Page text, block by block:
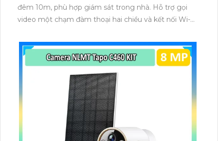
đêm 10m, phù hợp giám sát trong nhà. Hỗ trợ gọi
video một chạm đàm thoại hai chiều và kết nối Wi-Fi
microSD tối đa 256GB hoặc lưu đám mây dễ lắp đặt
cho gia đình và văn phòng nhỏ.